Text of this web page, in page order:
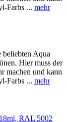
Farbs ... mehr
beliebten Aqua
Hier muss der
machen und kann
Farbs ... mehr